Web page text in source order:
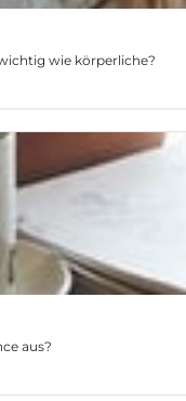
wie körperliche?
aus?